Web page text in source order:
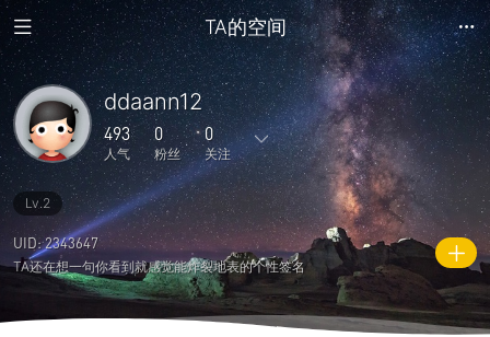
TA的空间
ddaann12
493
人气
0
粉丝
0
关注
5
主题
0
回复
0
日志
0
相册
0
好友
0 0
关注
0
说说
493
人气
130
积分
Lv.2
UID: 2343647
TA还在想一句你看到就感觉能炸裂地表的个性签名